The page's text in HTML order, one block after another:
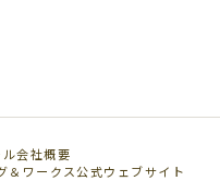
ル会社概要
＆ワークス公式ウェブサイト